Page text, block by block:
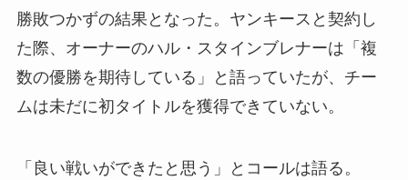
勝敗つかずの結果となった。ヤンキースと契約し
た際、オーナーのハル・スタインブレナーは「複
数の優勝を期待している」と語っていたが、チー
ムは未だに初タイトルを獲得できていない。
「良い戦いができたと思う」とコールは語る。